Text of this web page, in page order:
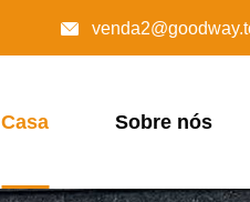

Casa Sobre nós